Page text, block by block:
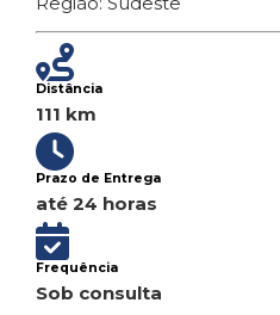
Distância
111 km
Prazo de Entrega
até 24 horas
Frequência
Sob consulta